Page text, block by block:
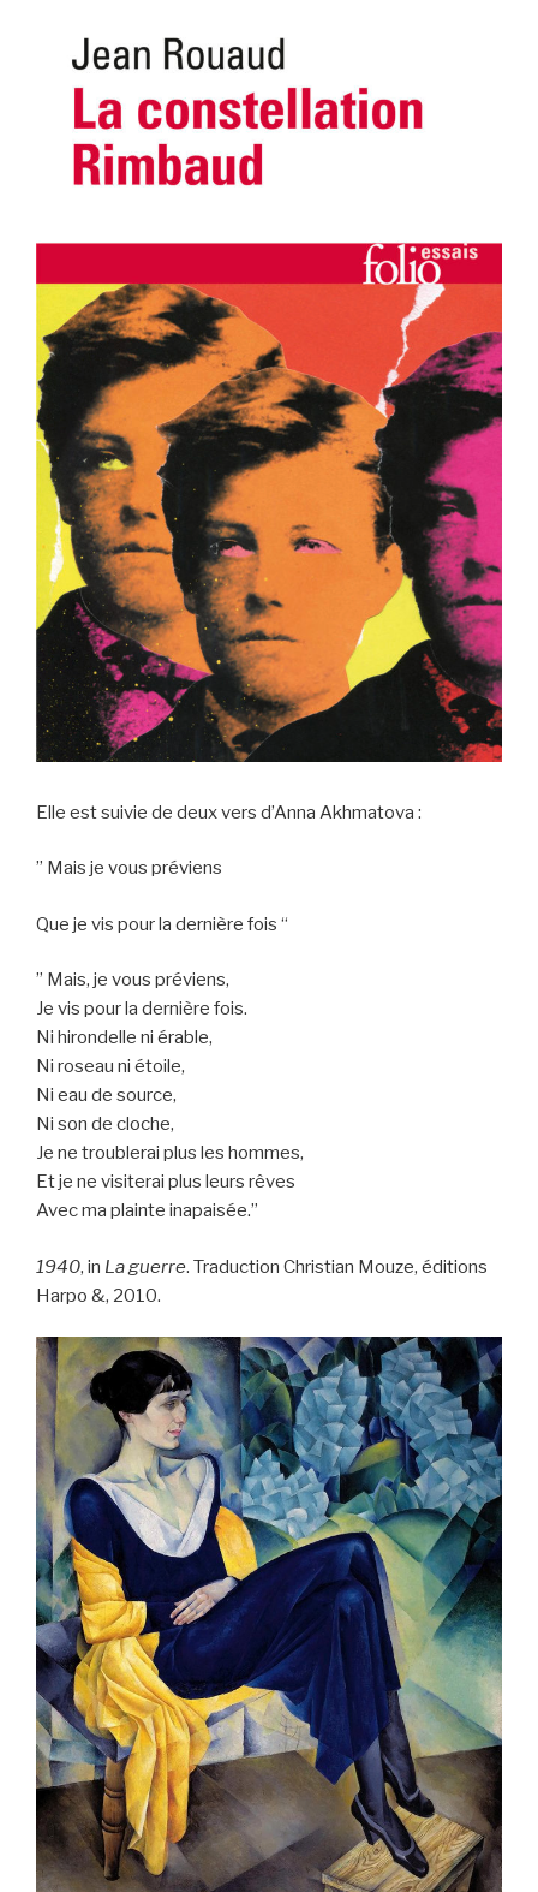
Elle est suivie de deux vers d’Anna Akhmatova :
” Mais je vous préviens
Que je vis pour la dernière fois “
” Mais, je vous préviens,
Je vis pour la dernière fois.
Ni hirondelle ni érable,
Ni roseau ni étoile,
Ni eau de source,
Ni son de cloche,
Je ne troublerai plus les hommes,
Et je ne visiterai plus leurs rêves
Avec ma plainte inapaisée.”
1940, in La guerre. Traduction Christian Mouze, éditions
Harpo &, 2010.